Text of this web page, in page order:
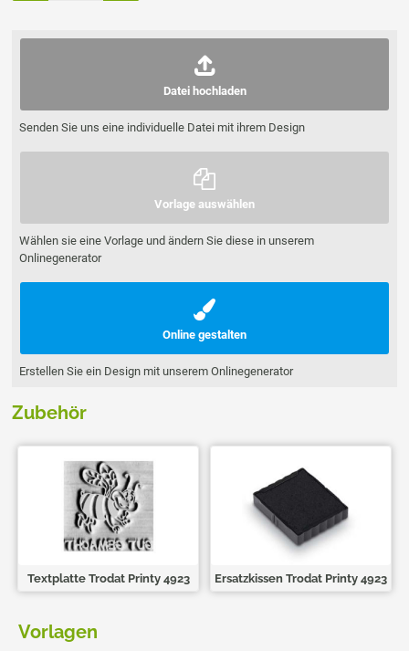
Datei hochladen
Senden Sie uns eine individuelle Datei mit ihrem Design
Vorlage auswählen
Wählen sie eine Vorlage und ändern Sie diese in unserem
Onlinegenerator
Online gestalten
Erstellen Sie ein Design mit unserem Onlinegenerator
Zubehör
Textplatte Trodat Printy 4923 Ersatzkissen Trodat Printy 4923
Vorlagen